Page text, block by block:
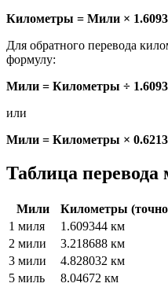
Километры = Мили ×
Для обратного перевода
формулу:
Мили = Километры ÷
или
Мили = Километры ×
Таблица
Мили Километры
1 миля
1.609344 км
2 мили
3.218688 км
3 мили
4.828032 км
5 миль
8.04672 км